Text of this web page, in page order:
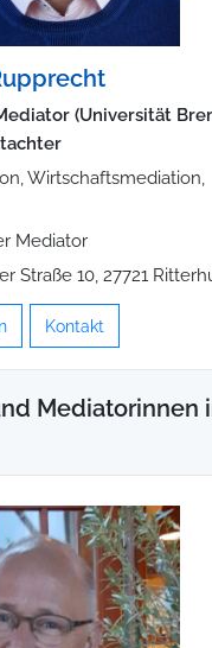
(Universität
Wirtschaftsmediation,
Mediator
Straße 10, 27721
Kontakt
Mediatorinnen